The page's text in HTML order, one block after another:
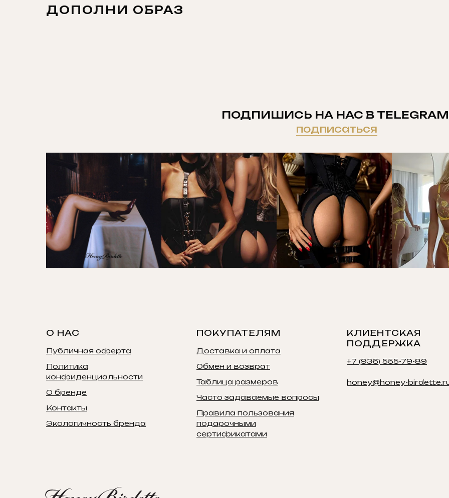
ДОПОЛНИ ОБРАЗ
ПОДПИШИСЬ НА НАС В
подписаться
О НАС
Публичная оферта
Политика
конфиденциальности
О бренде
Контакты
Экологичность бренда
ПОКУПАТЕЛЯМ
Доставка и оплата
Обмен и возврат
Таблица размеров
Часто задаваемые вопросы
Правила пользования
подарочными
сертификатами
КЛИЕНТСКАЯ
ПОДДЕРЖКА
+7 (936) 555-79-89
honey@honey-